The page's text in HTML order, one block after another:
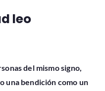
leo
del mismo signo,
una bendición como un